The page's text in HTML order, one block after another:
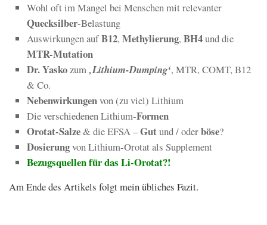
Wohl oft im Mangel bei Menschen mit relevanter
Quecksilber-Belastung
Auswirkungen aufB12, Methylierung, BH4und die
MTR-Mutation
Dr. Yaskozum‚Lithium-Dumping‘, MTR, COMT, B12
& Co.
Nebenwirkungenvon (zu viel) Lithium
Die verschiedenen Lithium-Formen
Orotat-Salze& die EFSA –Gutund / oderböse?
Dosierungvon Lithium-Orotat als Supplement
Bezugsquellen für das Li-Orotat?!
Am Ende des Artikels folgt mein übliches Fazit.